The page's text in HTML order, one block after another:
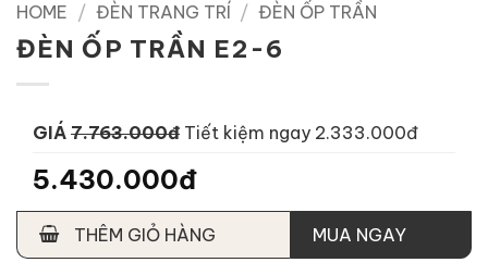
HOME / ĐÈN TRANG TRÍ / ĐÈN ỐP TRẦN
ĐÈN ỐP TRẦN E2-6
GIÁ 7.763.000đ Tiết kiệm ngay 2.333.000đ
5.430.000đ
THÊM GIỎ HÀNG MUA NGAY